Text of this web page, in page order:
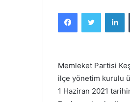
posta
FacebookTwitter
Memleket Partisi
ilçe yönetim kurulu
1 Haziran 2021